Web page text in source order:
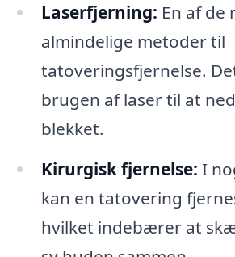
Laserfjerning: En af de
almindelige metoder til
tatoveringsfjernelse.
brugen af laser til at
blekket.
Kirurgisk fjernelse: I
kan en tatovering
hvilket indebærer at